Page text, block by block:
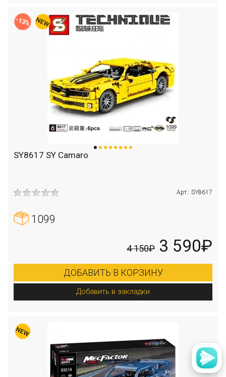
SY8617 SY Camaro
Арт.: SY8617
1099
4 150₽ 3 590₽
ДОБАВИТЬ В КОРЗИНУ
Добавить в закладки
-13%